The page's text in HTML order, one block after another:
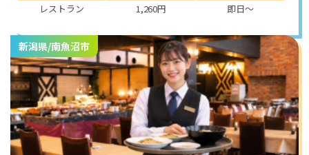
レストラン
1,260円
即日～
新潟県/南魚沼市